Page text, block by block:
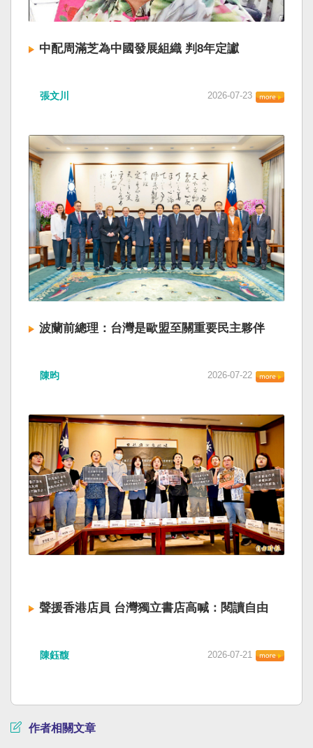
中配周滿芝為中國發展組織 判8年定讞
張文川 2026-07-23
波蘭前總理：台灣是歐盟至關重要民主夥伴
陳昀 2026-07-22
聲援香港店員 台灣獨立書店高喊：閱讀自由
陳鈺馥 2026-07-21
作者相關文章